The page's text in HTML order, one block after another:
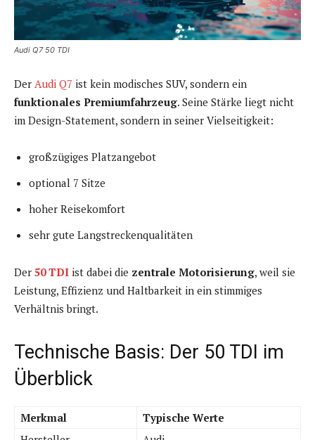
Audi Q7 50 TDI
Der Audi Q7 ist kein modisches SUV, sondern ein
funktionales Premiumfahrzeug. Seine Stärke liegt nicht
im Design-Statement, sondern in seiner Vielseitigkeit:
großzügiges Platzangebot
optional 7 Sitze
hoher Reisekomfort
sehr gute Langstreckenqualitäten
Der 50 TDI ist dabei die zentrale Motorisierung, weil sie
Leistung, Effizienz und Haltbarkeit in ein stimmiges
Verhältnis bringt.
Technische Basis: Der 50 TDI im
Überblick
Merkmal
Typische Werte